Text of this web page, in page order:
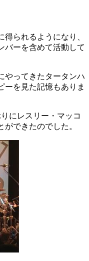
られるようになり、
バーを含めて活動して
やってきたタータンハ
ーを見た記憶もありま
にレスリー・マッコ
できたのでした。